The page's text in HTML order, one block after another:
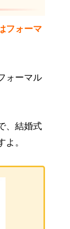
フォーマ
ォーマル
、結婚式
。